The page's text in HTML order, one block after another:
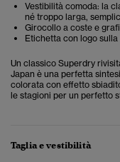
Vestibilità comoda: la
né troppo larga,
Girocollo a coste e
Etichetta con logo sulla
Un classico Superdry
Japan è una perfetta
colorata con effetto
le stagioni per un perfetto
Taglia e vestibilità